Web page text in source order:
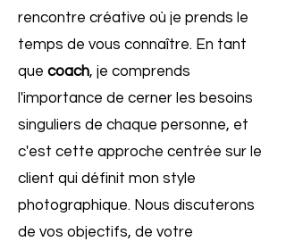
rencontre créative où je prends le
temps de vous connaître. En tant
que coach, je comprends
l'importance de cerner les besoins
singuliers de chaque personne, et
c'est cette approche centrée sur le
client qui définit mon style
photographique. Nous discuterons
de vos objectifs, de votre